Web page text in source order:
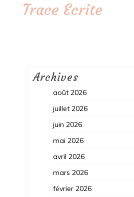
Trace Ecrite
Archives
août 2026
juillet 2026
juin 2026
mai 2026
avril 2026
mars 2026
février 2026